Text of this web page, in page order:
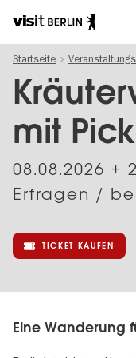
zum
Inhalt
Berlins
offizielles
Tourismusportal
Startseite
mit
08.08.2026 +
Erfragen /
TICKET KAUFEN
Eine Wanderung